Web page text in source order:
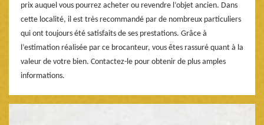
prix auquel vous pourrez acheter ou revendre l’objet ancien. Dans
cette localité, il est très recommandé par de nombreux particuliers
qui ont toujours été satisfaits de ses prestations. Grâce à
l’estimation réalisée par ce brocanteur, vous êtes rassuré quant à la
valeur de votre bien. Contactez-le pour obtenir de plus amples
informations.